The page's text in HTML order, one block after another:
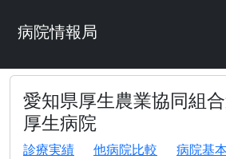
病院情報局
愛知県厚生農業協同組
厚生病院
診療実績 他病院比較
病院基